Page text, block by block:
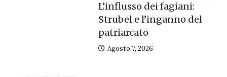
L’influsso dei fagiani:
Strubel e l’inganno del
patriarcato
Agosto 7, 2026